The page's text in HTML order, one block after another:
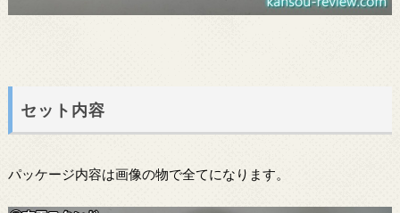
セット内容
パッケージ内容は画像の物で全てになります。